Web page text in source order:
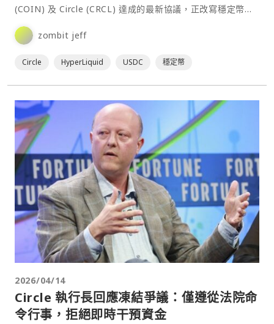
(COIN) 及 Circle (CRCL) 達成的最新協議，正改寫穩定幣市
場的利益分配⋯
zombit jeff
Circle HyperLiquid USDC 穩定幣
2026/04/14
Circle 執行長回應凍結爭議：僅遵從法院命
令行事，拒絕即時干預資金